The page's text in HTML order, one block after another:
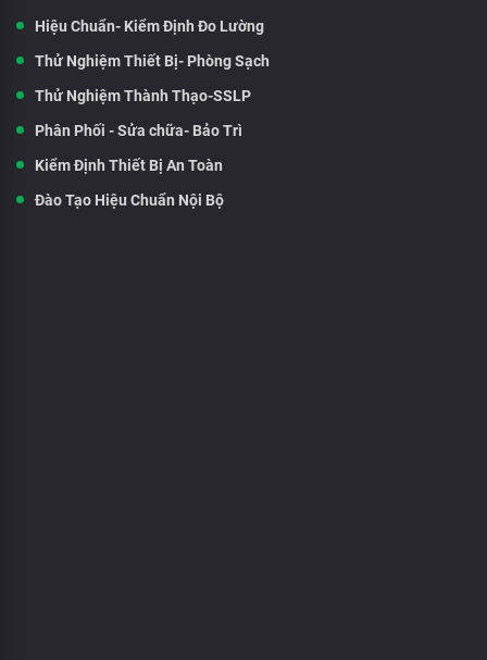
Hiệu Chuẩn- Kiểm Định Đo Lường
Thử Nghiệm Thiết Bị- Phòng Sạch
Thử Nghiệm Thành Thạo-SSLP
Phân Phối - Sửa chữa- Bảo Trì
Kiểm Định Thiết Bị An Toàn
Đào Tạo Hiệu Chuẩn Nội Bộ